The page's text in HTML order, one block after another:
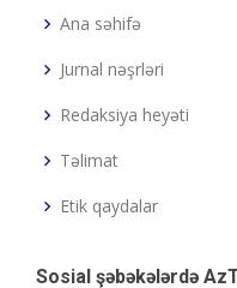
Ana səhifə
Jurnal nəşrləri
Redaksiya heyəti
Təlimat
Etik qaydalar
Sosial şəbəkələrdə